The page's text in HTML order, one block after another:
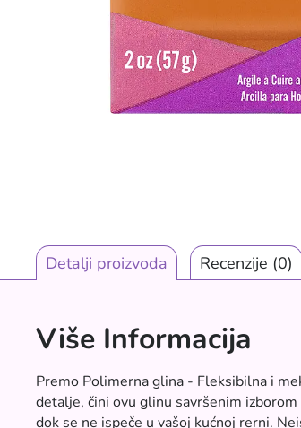
Detalji proizvoda Recenzije (0)
Više Informacija
Premo Polimerna glina - Fleksibilna i
detalje, čini ovu glinu savršenim
dok se ne ispeče u vašoj kućnoj rerni.